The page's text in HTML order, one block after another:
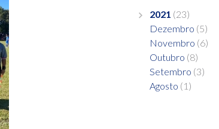
2021 (23)
Dezembro (5)
Novembro (6)
Outubro (8)
Setembro (3)
Agosto (1)